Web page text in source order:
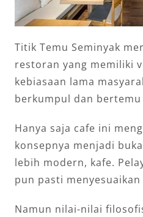
Titik Temu Seminyak
restoran yang memiliki
kebiasaan lama
berkumpul dan
Hanya saja cafe ini
konsepnya menjadi
lebih modern, kafe.
pun pasti
Namun nilai-nilai